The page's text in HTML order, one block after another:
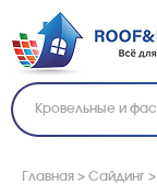
Главная > Сайдинг >